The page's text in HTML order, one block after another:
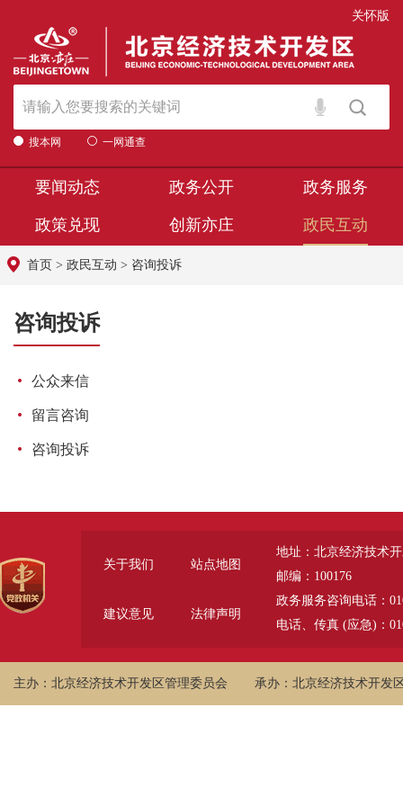
关怀版
搜本网 一网通查
要闻动态 政务公开 政务服务
政策兑现 创新亦庄 政民互动
首页 > 政民互动 > 咨询投诉
咨询投诉
公众来信
留言咨询
咨询投诉
关于我们 站点地图
建议意见 法律声明
地址：北京经济技术
邮编：100176
政务服务咨询电话：
电话、传真 (应急)：
主办：北京经济技术开发区管理委员会 承办：北京经济技术开发